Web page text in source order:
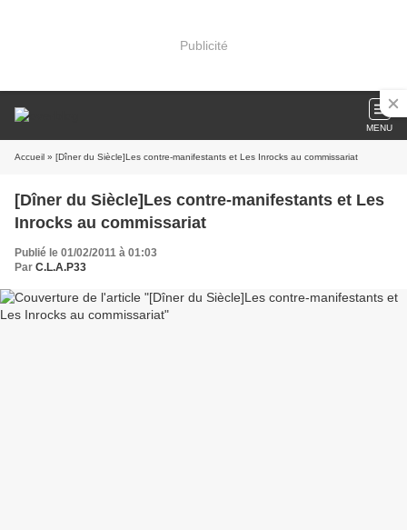
Publicité
MENU
Accueil » [Dîner du Siècle]Les contre-manifestants et Les Inrocks au commissariat
[Dîner du Siècle]Les contre-manifestants et Les
Inrocks au commissariat
Publié le 01/02/2011 à 01:03
Par C.L.A.P33